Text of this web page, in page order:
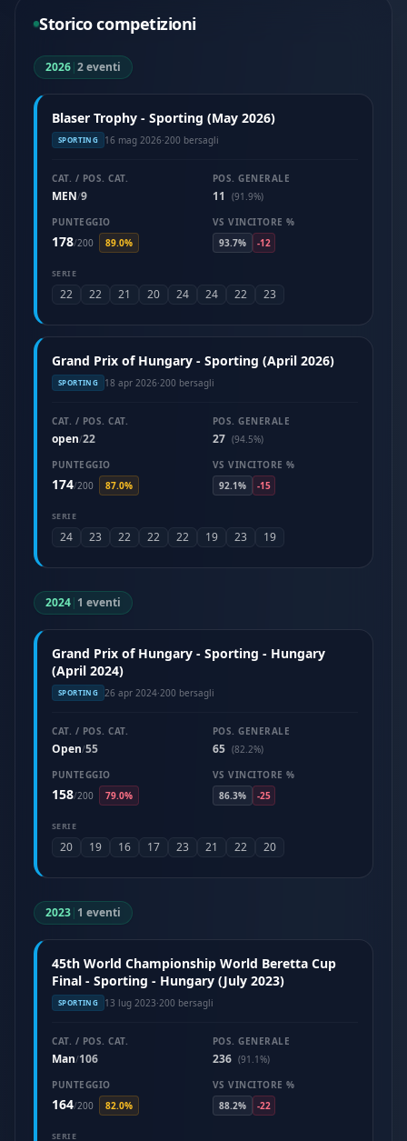
Storico competizioni
2026|2 eventi
Blaser Trophy - Sporting (May 2026)
SPORTING 16 mag 2026·200 bersagli
CAT. / POS. CAT.
MEN/9
POS. GENERALE
11
(91.9%)
PUNTEGGIO
178/200 89.0%
VS VINCITORE %
93.7%
-12
SERIE
22 22 21 20 24 24 22 23
Grand Prix of Hungary - Sporting (April 2026)
SPORTING 18 apr 2026·200 bersagli
CAT. / POS. CAT.
open/22
POS. GENERALE
27 (94.5%)
PUNTEGGIO
174/200 87.0%
VS VINCITORE %
92.1%
-15
SERIE
24 23 22 22 22 19 23 19
2024| 1 eventi
Grand Prix of Hungary - Sporting - Hungary
(April 2024)
SPORTING 26 apr 2024·200 bersagli
CAT. / POS. CAT.
Open/55
POS. GENERALE
65 (82.2%)
PUNTEGGIO
158/200 79.0%
VS VINCITORE %
86.3%
-25
SERIE
20 19 16 17 23 21 22 20
2023| 1 eventi
45th World Championship World Beretta Cup
Final - Sporting - Hungary (July 2023)
SPORTING 13 lug 2023·200 bersagli
CAT. / POS. CAT.
Man/106
POS. GENERALE
236 (91.1%)
PUNTEGGIO
164/200 82.0%
VS VINCITORE %
88.2%
-22
SERIE